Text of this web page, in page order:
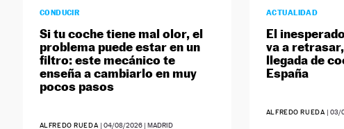
CONDUCIR
Si tu coche tiene mal olor, el
problema puede estar en un
filtro: este mecánico te
enseña a cambiarlo en muy
pocos pasos
ALFREDO RUEDA | 04/08/2026| MADRID
ACTUALIDAD
El
va a
llegada de
España
ALFREDO RUEDA | 03/